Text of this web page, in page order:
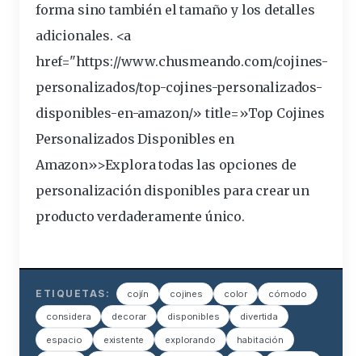
forma sino también el tamaño y los detalles
adicionales. <a
href="https://www.chusmeando.com/cojines-
personalizados/top-cojines-personalizados-
disponibles-en-amazon/» title=»Top Cojines
Personalizados Disponibles en
Amazon»>Explora todas las opciones de
personalización disponibles para crear un
producto verdaderamente único.
ETIQUETAS: cojín cojines color cómodo
considera decorar disponibles divertida
espacio existente explorando habitación